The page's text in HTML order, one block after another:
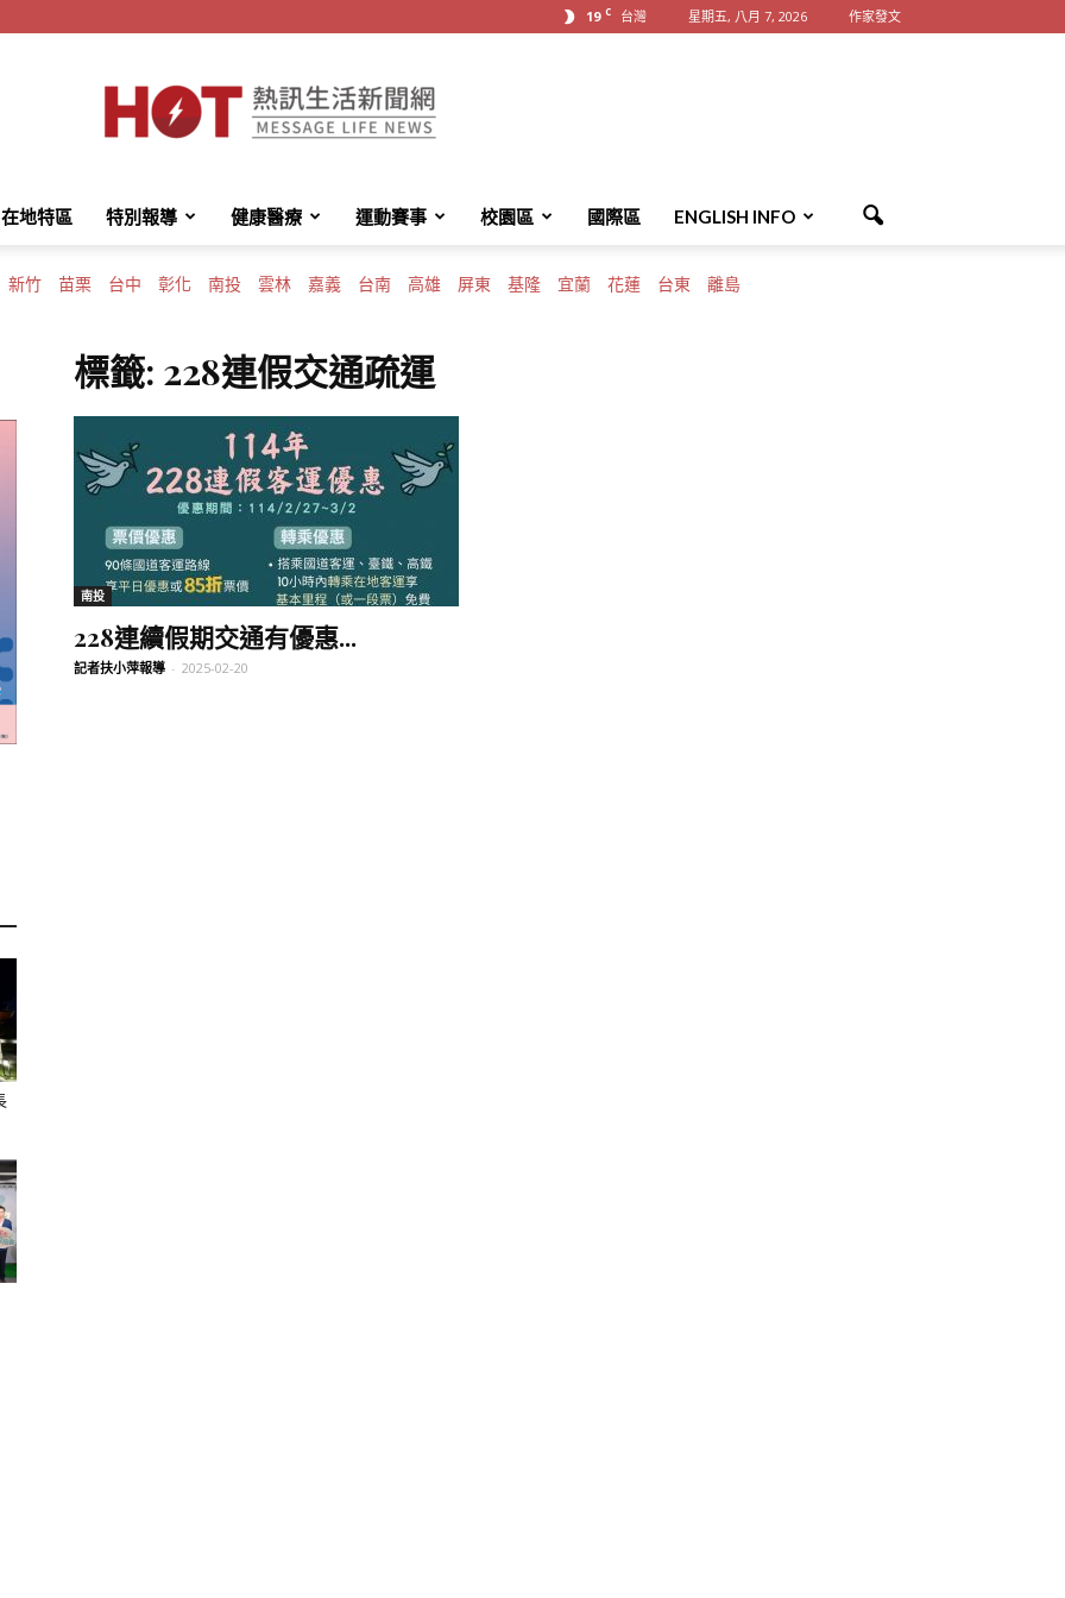
19 C 台灣 星期五, 八月 7, 2026 作家發文
HotMessage
熱
訊
在地特區 特別報導 健康醫療 運動賽事 校園區 國際區 ENGLISH INFO
新竹 苗栗 台中 彰化 南投 雲林 嘉義 台南 高雄 屏東 基隆 宜蘭 花蓮 台東 離島
標籤: 228連假交通疏運
南投
228連續假期交通有優惠...
記者扶小萍報導 - 2025-02-20